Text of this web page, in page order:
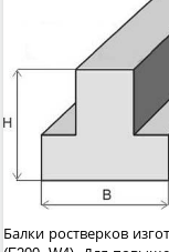
Балки ростверков